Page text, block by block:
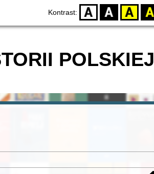
Kontrast: D BW YB BY
POLSKIEJ